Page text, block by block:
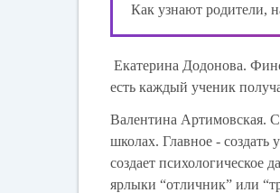
Как узнают родители,
Екатерина Додонова.
есть каждый ученик
Валентина Артимовская.
школах. Главное - создать
создает психологическое
ярлыки “отличник” или